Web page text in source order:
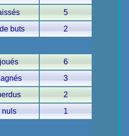
5
buts
2
6
3
2
nuls
1